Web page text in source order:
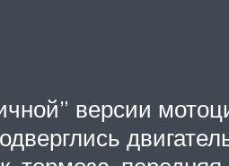
версии